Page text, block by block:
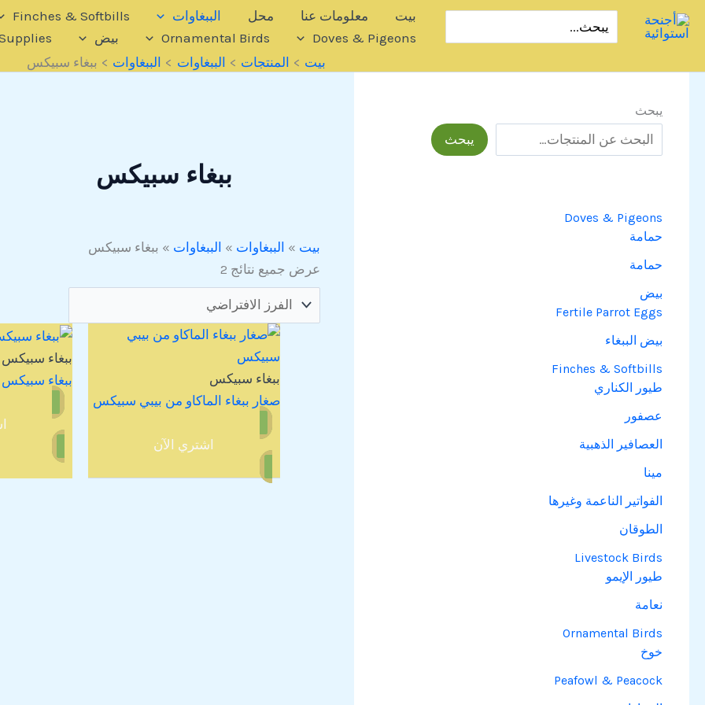
انتقل
إلى
عن:
بيت معلومات عنا محل الببغاوات Finches & Softbills
Doves & Pigeons
Ornamental Birds بيض
بيت
المنتجات الببغاوات الببغاوات ببغاء سبيكس
يبحث
يبحث
Doves & Pigeons
حمامة
حمامة
بيض
Fertile Parrot Eggs
بيض الببغاء
Finches & Softbills
طيور الكناري
عصفور
العصافير الذهبية
مينا
الفواتير الناعمة وغيرها
الطوقان
Livestock Birds
طيور الإيمو
نعامة
Ornamental Birds
خوخ
Peafowl & Peacock
ببغاء سبيكس
بيت » الببغاوات » الببغاوات » ببغاء سبيكس
عرض جميع نتائج 2
ببغاء سبيكس
صغار ببغاء الماكاو من بيبي سبيكس
اشتري الآن
ببغاء سبيكس
ببغاء سبيكس